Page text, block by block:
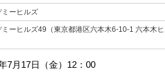
ミーヒルズ
ミーヒルズ49（東京都港区六本木6-10-1 六本木
7月17日（金）12：00